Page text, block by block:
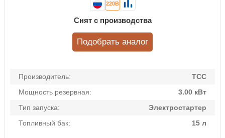
Производитель:
ТСС
Мощность резервная:
3.00 кВт
Тип запуска:
Электростартер
Топливный бак:
15 л
220В
Снят с производства
Подобрать аналог